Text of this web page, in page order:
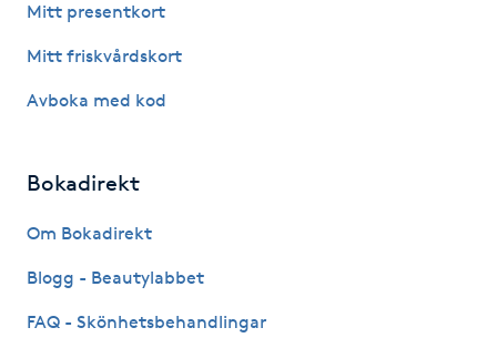
Friskvårdsmassage
Funktionsanalys
Färgning
Mitt presentkort
Mitt friskvårdskort
Avboka med kod
Bokadirekt
Om Bokadirekt
Blogg - Beautylabbet
FAQ - Skönhetsbehandlingar